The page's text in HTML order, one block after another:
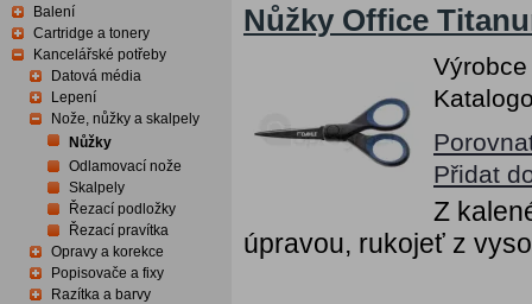
Balení
Cartridge a tonery
Kancelářské potřeby
Datová média
Lepení
Nože, nůžky a skalpely
Nůžky
Odlamovací nože
Skalpely
Řezací podložky
Řezací pravítka
Opravy a korekce
Popisovače a fixy
Razítka a barvy
Nůžky Office
Přidat
Z
úpravou, rukojeť z